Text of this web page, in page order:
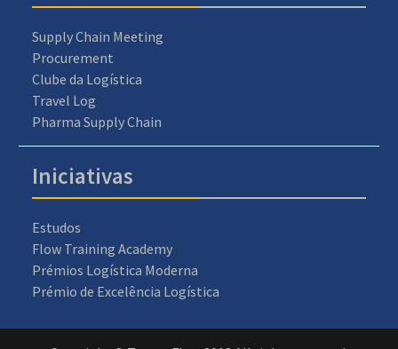
Supply Chain Meeting
Procurement
Clube da Logística
Travel Log
Pharma Supply Chain
Iniciativas
Estudos
Flow Training Academy
Prémios Logística Moderna
Prémio de Excelência Logística